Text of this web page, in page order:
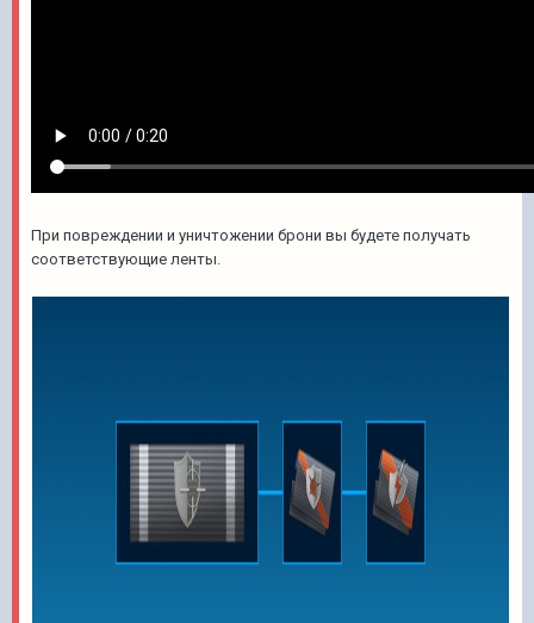
При повреждении и уничтожении брони вы будете получать
соответствующие ленты.